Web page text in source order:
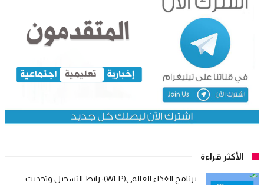
الأكثر قراءة
برنامج الغذاء العالمي(WFP): رابط التسجيل وتحديث